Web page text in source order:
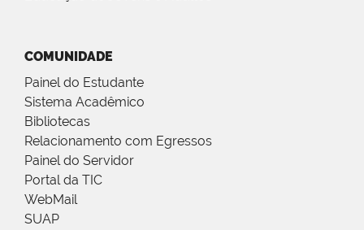
COMUNIDADE
Painel do Estudante
Sistema Acadêmico
Bibliotecas
Relacionamento com Egressos
Painel do Servidor
Portal da TIC
WebMail
SUAP